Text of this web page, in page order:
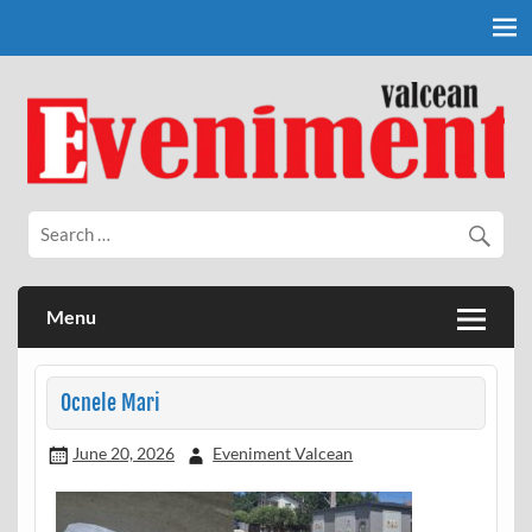
Eveniment Valcean
Menu
Ocnele Mari
June 20, 2026 Eveniment Valcean